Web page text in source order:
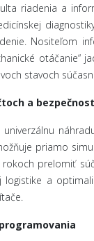
riadenia a
Nositeľom
otáčanie“
stavoch
a
priamo
prelomiť
logistike a